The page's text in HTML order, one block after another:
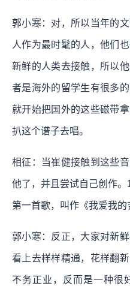
郭小寒：对，所以当年的
人作为最时髦的人，他们
新鲜的人类去接触，所以
者是海外的留学生有很多
就开始把国外的这些磁带
扒这个谱子去唱。
相征：当崔健接触到这些
他了，并且尝试自己创作
第一首歌，叫作《我爱我的
郭小寒：反正，大家对新
看上去样样精通，花样翻
不务正业，反而是一种很